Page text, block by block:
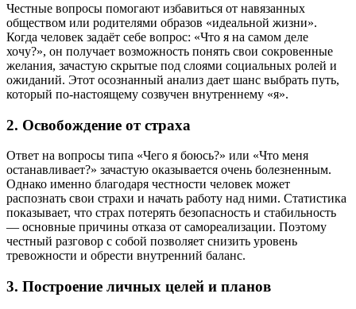
Честные вопросы помогают избавиться от навязанных
обществом или родителями образов «идеальной жизни».
Когда человек задаёт себе вопрос: «Что я на самом деле
хочу?», он получает возможность понять свои сокровенные
желания, зачастую скрытые под слоями социальных ролей и
ожиданий. Этот осознанный анализ дает шанс выбрать путь,
который по-настоящему созвучен внутреннему «я».
2. Освобождение от страха
Ответ на вопросы типа «Чего я боюсь?» или «Что меня
останавливает?» зачастую оказывается очень болезненным.
Однако именно благодаря честности человек может
распознать свои страхи и начать работу над ними. Статистика
показывает, что страх потерять безопасность и стабильность
— основные причины отказа от самореализации. Поэтому
честный разговор с собой позволяет снизить уровень
тревожности и обрести внутренний баланс.
3. Построение личных целей и планов